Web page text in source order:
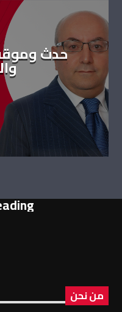
حدث
من نحن